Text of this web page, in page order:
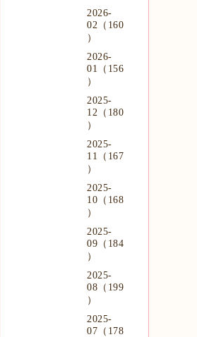
2026-
02（160
）
2026-
01（156
）
2025-
12（180
）
2025-
11（167
）
2025-
10（168
）
2025-
09（184
）
2025-
08（199
）
2025-
07（178